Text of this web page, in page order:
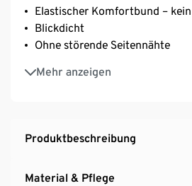
Elastischer Komfortbund –
Blickdicht
Ohne störende Seitennähte
Mehr anzeigen
Knöchellang
Mit Elasthan: formbeständig,
Produktbeschreibung
Material & Pflege